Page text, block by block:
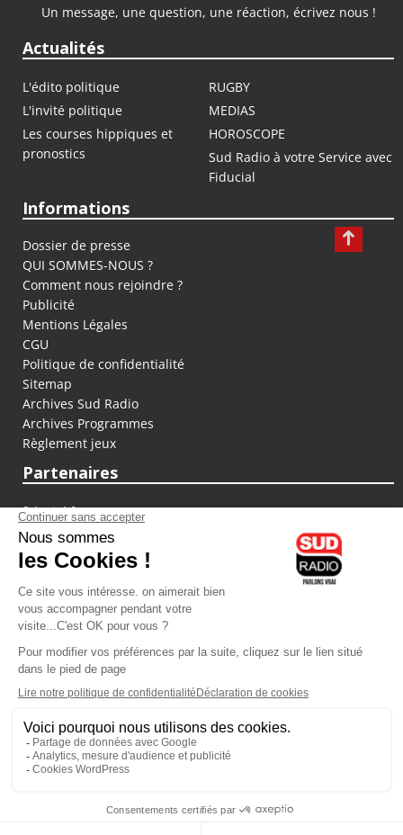
Un message, une question, une réaction, écrivez nous !
Actualités
L'édito politique
RUGBY
L'invité politique
MEDIAS
Les courses hippiques et
pronostics
HOROSCOPE
Sud Radio à votre Service avec
Fiducial
Informations
Dossier de presse
QUI SOMMES-NOUS ?
Comment nous rejoindre ?
Publicité
Mentions Légales
CGU
Politique de confidentialité
Sitemap
Archives Sud Radio
Archives Programmes
Règlement jeux
Partenaires
fiducial.fr
lyoncapitale.fr
olympique-et-lyonnais.com
L'application Iphone / Android
Téléchargez l'application
Les cookies
Gestion des cookies
Crédit photos : ©Sud Radio / Pierre Olivier